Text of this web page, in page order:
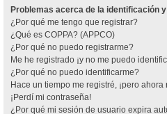
Problemas acerca de la identificación
¿Por qué me tengo que registrar?
¿Qué es COPPA? (APPCO)
¿Por qué no puedo registrarme?
Me he registrado ¡y no me puedo
¿Por qué no puedo identificarme?
Hace un tiempo me registré, ¡pero
¡Perdí mi contraseña!
¿Por qué mi sesión de usuario expira